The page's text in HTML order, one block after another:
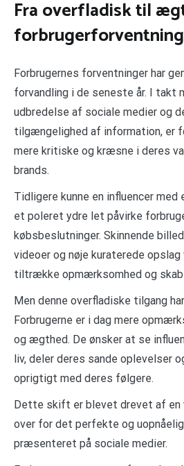
Fra overfladisk til
Forbrugernes forventninger har
forvandling i de seneste år. I takt
udbredelse af sociale medier og
tilgængelighed af information, er
mere kritiske og kræsne i deres
brands.
Tidligere kunne en influencer
et poleret ydre let påvirke
købsbeslutninger. Skinnende
videoer og nøje kuraterede
tiltrække opmærksomhed og
Men denne overfladiske tilgang
Forbrugerne er i dag mere
og ægthed. De ønsker at se
liv, deler deres sande oplevelser
oprigtigt med deres følgere.
Dette skift er blevet drevet af
over for det perfekte og
præsenteret på sociale medier.